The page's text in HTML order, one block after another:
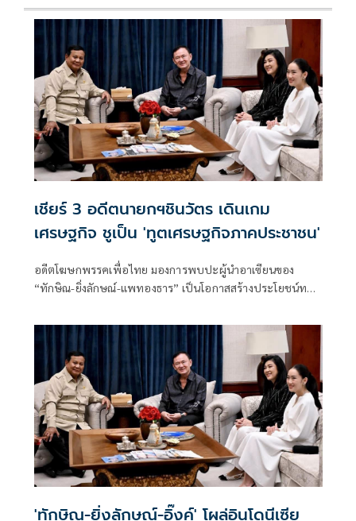
เชียร์ 3 อดีตนายกฯชินวัตร เดินเกม
เศรษฐกิจ ชูเป็น 'ทูตเศรษฐกิจภาคประชาชน'
อดีตโฆษกพรรคเพื่อไทย มองการพบปะผู้นำอาเซียนของ
“ทักษิณ-ยิ่งลักษณ์-แพทองธาร” เป็นโอกาสสร้างประโยชน์ทาง
กชันส่วนตัวช่วยเปิดตลาดใหม่ ดึงการลงทุน พร้อมวอนกลุ่มที่
จับตาเลิกมองด้วยอคติ หันมามองผลลัพธ์ต่อประชาชน
'ทักษิณ-ยิ่งลักษณ์-อิ๊งค์' โผล่อินโดนีเซีย